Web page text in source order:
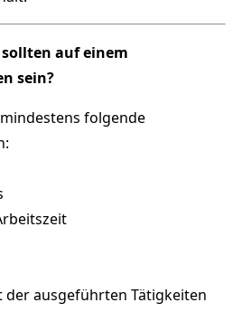
auf einem
sein?
folgende
der ausgeführten Tätigkeiten